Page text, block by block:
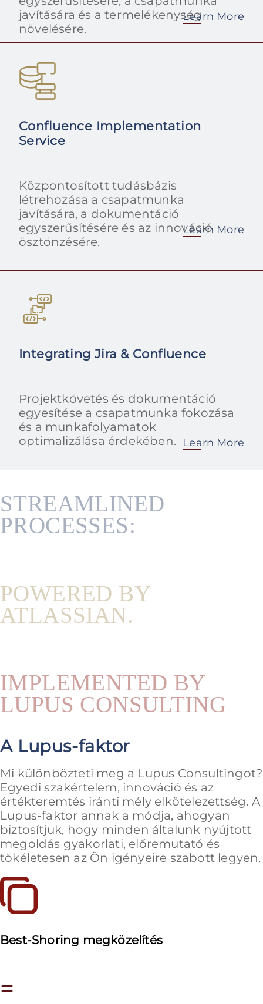
javítására és a termelékenység
növelésére.
Learn More
Confluence Implementation
Service
Központosított tudásbázis
létrehozása a csapatmunka
javítására, a dokumentáció
egyszerűsítésére és az innováció
ösztönzésére.
Learn More
Integrating Jira & Confluence
Projektkövetés és dokumentáció
egyesítése a csapatmunka fokozása
és a munkafolyamatok
optimalizálása érdekében.
Learn More
STREAMLINED
PROCESSES:
POWERED BY
ATLASSIAN.
IMPLEMENTED BY
LUPUS CONSULTING
A Lupus-faktor
Mi különbözteti meg a Lupus Consultingot?
Egyedi szakértelem, innováció és az
értékteremtés iránti mély elkötelezettség. A
Lupus-faktor annak a módja, ahogyan
biztosítjuk, hogy minden általunk nyújtott
megoldás gyakorlati, előremutató és
tökéletesen az Ön igényeire szabott legyen.
Best-Shoring megközelítés
=